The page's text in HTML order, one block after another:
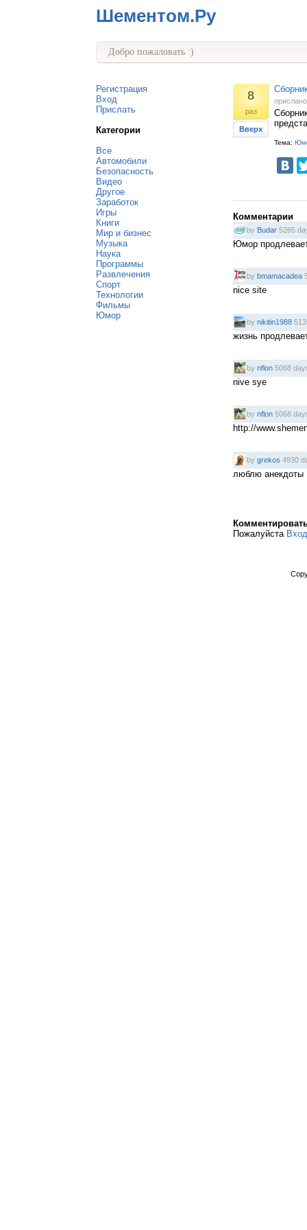
Шементом.Ру
Добро пожаловать :)
Регистрация
Вход
Прислать
Категории
Все
Автомобили
Безопасность
Видео
Другое
Заработок
Игры
Книги
Мир и бизнес
Музыка
Наука
Программы
Развлечения
Спорт
Технологии
Фильмы
Юмор
8
раз
Вверх
Тема:
Комментарии
by Budar 5265
Юмор
by bmamacadea
nice site
by nikitin1988
жизнь
by nflon 5068
nive sye
by nflon 5068
http://
by grekos 4930
люблю анекдоты
Пожалуйста Вход